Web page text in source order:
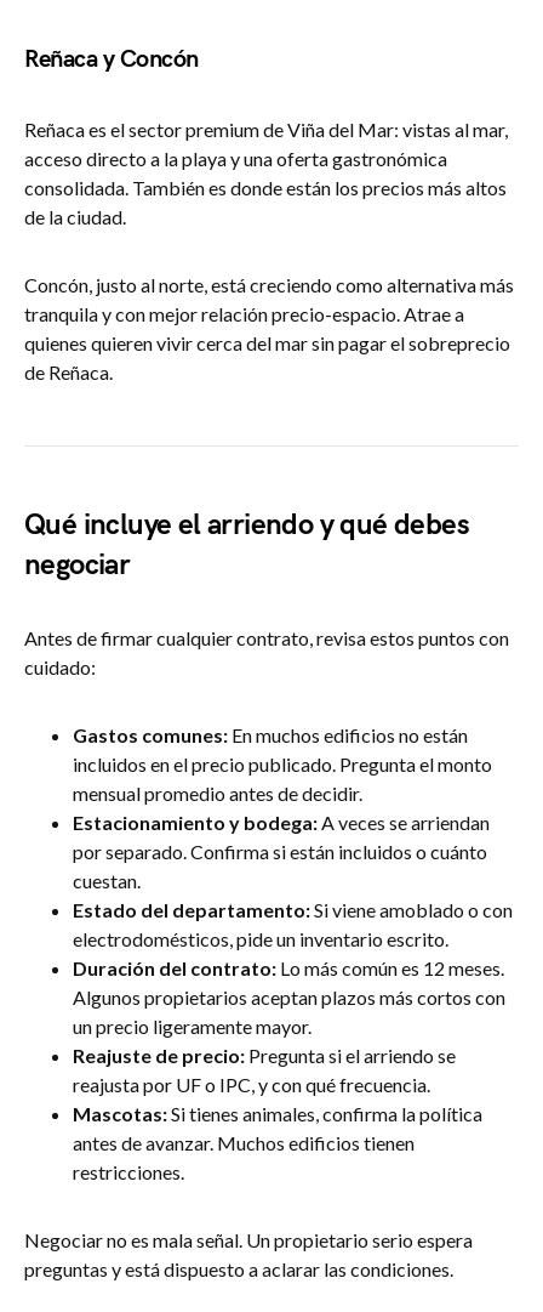
Reñaca y Concón
Reñaca es el sector premium de Viña del Mar: vistas al mar,
acceso directo a la playa y una oferta gastronómica
consolidada. También es donde están los precios más altos
de la ciudad.
Concón, justo al norte, está creciendo como alternativa más
tranquila y con mejor relación precio-espacio. Atrae a
quienes quieren vivir cerca del mar sin pagar el sobreprecio
de Reñaca.
Qué incluye el arriendo y qué debes
negociar
Antes de firmar cualquier contrato, revisa estos puntos con
cuidado:
Gastos comunes: En muchos edificios no están
incluidos en el precio publicado. Pregunta el monto
mensual promedio antes de decidir.
Estacionamiento y bodega:A veces se arriendan
por separado. Confirma si están incluidos o cuánto
cuestan.
Estado del departamento:Si viene amoblado o con
electrodomésticos, pide un inventario escrito.
Duración del contrato: Lo más común es 12 meses.
Algunos propietarios aceptan plazos más cortos con
un precio ligeramente mayor.
Reajuste de precio: Pregunta si el arriendo se
reajusta por UF o IPC, y con qué frecuencia.
Mascotas:Si tienes animales, confirma la política
antes de avanzar. Muchos edificios tienen
restricciones.
Negociar no es mala señal. Un propietario serio espera
preguntas y está dispuesto a aclarar las condiciones.